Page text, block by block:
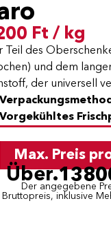
Ft / kg
Teil des
und dem
der universell
Vorgekühltes
Max. Preis
Über.
Der angegebene
Bruttopreis, inklusive